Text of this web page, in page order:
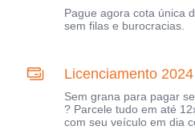
Pague agora cota única
sem filas e burocracias.
Licenciamento
Sem grana para pagar
? Parcele tudo em até
com seu veículo em dia